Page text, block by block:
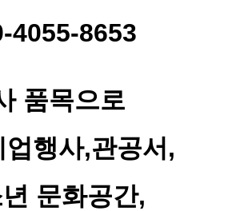
4055-8653
품목으로
업행사,관공서,
문화공간,